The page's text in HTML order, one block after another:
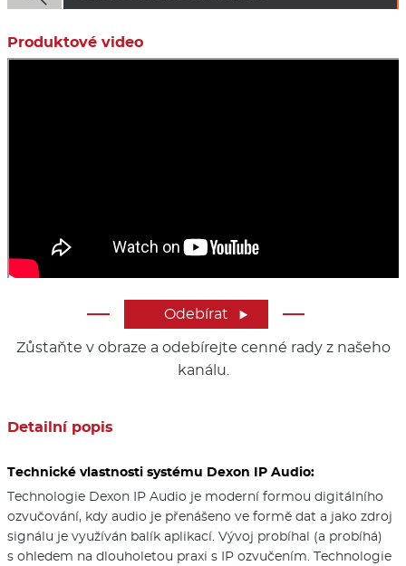
Produktové video
Odebírat 
Zůstaňte v obraze a odebírejte cenné rady z našeho
kanálu.
Detailní popis
Technické vlastnosti systému Dexon IP Audio:
Technologie Dexon IP Audio je moderní formou digitálního
ozvučování, kdy audio je přenášeno ve formě dat a jako zdroj
signálu je využíván balík aplikací. Vývoj probíhal (a probíhá)
s ohledem na dlouholetou praxi s IP ozvučením. Technologie